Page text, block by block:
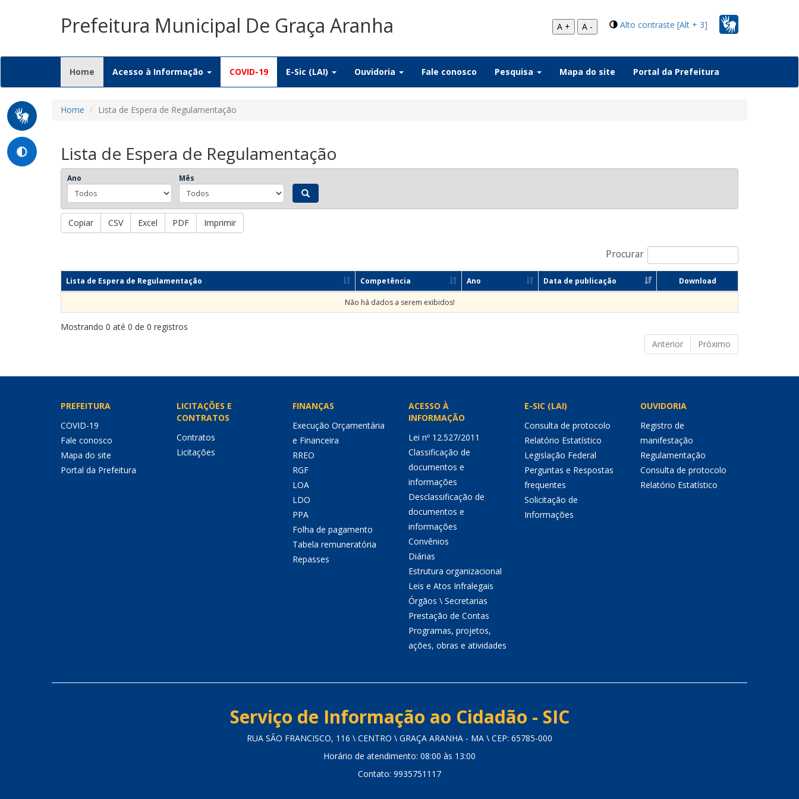
Prefeitura Municipal De Graça Aranha Alto contraste [Alt + 3]
A + A -
Home (current)
Acesso à Informação COVID-19 E-Sic (LAI) Ouvidoria Fale conosco Pesquisa Mapa do site Portal da Prefeitura
Home Lista de Espera de Regulamentação
Lista de Espera de Regulamentação
Ano Mês
Copiar CSV Excel PDF Imprimir
Procurar
Lista de Espera de Regulamentação Competência Ano Data de publicação Download
Não há dados a serem exibidos!
Mostrando 0 até 0 de 0 registros
Anterior
Próximo
PREFEITURA
COVID-19
Fale conosco
Mapa do site
Portal da Prefeitura
LICITAÇÕES E
CONTRATOS
Contratos
Licitações
FINANÇAS
Execução Orçamentária
e Financeira
RREO
RGF
LOA
LDO
PPA
Folha de pagamento
Tabela remuneratória
Repasses
ACESSO À
INFORMAÇÃO
Lei nº 12.527/2011
Classificação de
documentos e
informações
Desclassificação de
documentos e
informações
Convênios
Diárias
Estrutura organizacional
Leis e Atos Infralegais
Órgãos \ Secretarias
Prestação de Contas
Programas, projetos,
ações, obras e atividades
E-SIC (LAI)
Consulta de protocolo
Relatório Estatístico
Legislação Federal
Perguntas e Respostas
frequentes
Solicitação de
Informações
OUVIDORIA
Registro de
manifestação
Regulamentação
Consulta de protocolo
Relatório Estatístico
Serviço de Informação ao Cidadão - SIC
RUA SÃO FRANCISCO, 116 \ CENTRO \ GRAÇA ARANHA - MA \ CEP: 65785-000
Horário de atendimento: 08:00 às 13:00
Contato: 9935751117